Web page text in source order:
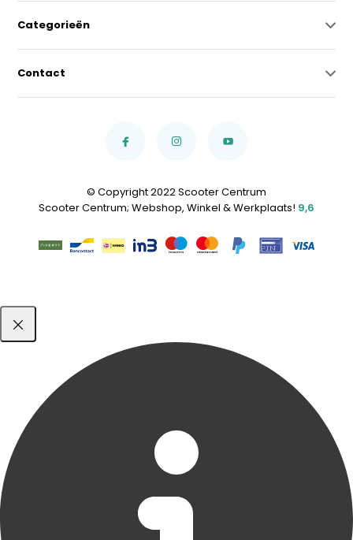
Categorieën
Contact
© Copyright 2022 Scooter Centrum
Scooter Centrum; Webshop, Winkel & Werkplaats! 9,6